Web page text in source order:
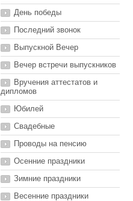
День победы
Последний звонок
Выпускной Вечер
Вечер встречи выпускников
Вручения аттестатов и
дипломов
Юбилей
Свадебные
Проводы на пенсию
Осенние праздники
Зимние праздники
Весенние праздники